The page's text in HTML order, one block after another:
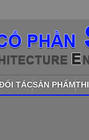
TÁCSẢN PHẨM